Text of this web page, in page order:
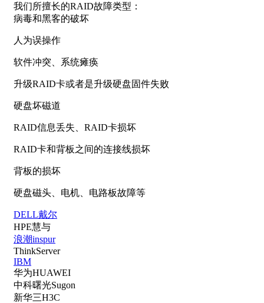
我们所擅长的RAID故障类型：
病毒和黑客的破坏
人为误操作
软件冲突、系统瘫痪
升级RAID卡或者是升级硬盘固件失败
硬盘坏磁道
RAID信息丢失、RAID卡损坏
RAID卡和背板之间的连接线损坏
背板的损坏
硬盘磁头、电机、电路板故障等
DELL戴尔
HPE慧与
浪潮inspur
ThinkServer
IBM
华为HUAWEI
中科曙光Sugon
新华三H3C